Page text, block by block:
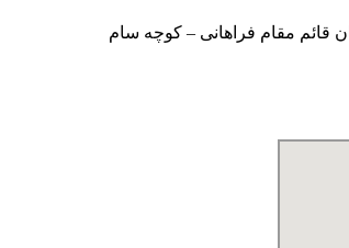
قائم مقام فراهانی – کوچه سام